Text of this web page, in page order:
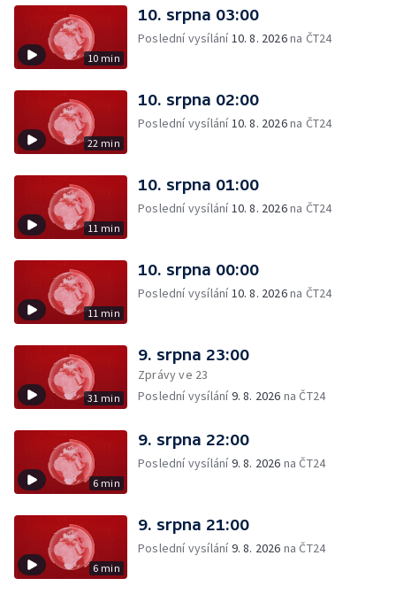
10 min
10. srpna 03:00
Poslední vysílání10. 8. 2026na ČT24
22 min
10. srpna 02:00
Poslední vysílání10. 8. 2026na ČT24
11 min
10. srpna 01:00
Poslední vysílání10. 8. 2026na ČT24
11 min
10. srpna 00:00
Poslední vysílání10. 8. 2026na ČT24
31 min
9. srpna 23:00
Zprávy ve 23
Poslední vysílání9. 8. 2026 na ČT24
6 min
9. srpna 22:00
Poslední vysílání9. 8. 2026 na ČT24
6 min
9. srpna 21:00
Poslední vysílání9. 8. 2026 na ČT24